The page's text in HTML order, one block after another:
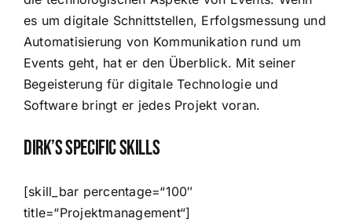
es um digitale Schnittstellen, Erfolgsmessung und
Automatisierung von Kommunikation rund um
Events geht, hat er den Überblick. Mit seiner
Begeisterung für digitale Technologie und
Software bringt er jedes Projekt voran.
Dirk’s Specific Skills
[skill_bar percentage=“100″
title=“Projektmanagement“]